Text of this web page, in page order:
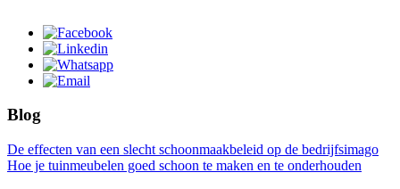
Blog
De effecten van een slecht schoonmaakbeleid op de bedrijfsimago
Hoe je tuinmeubelen goed schoon te maken en te onderhouden